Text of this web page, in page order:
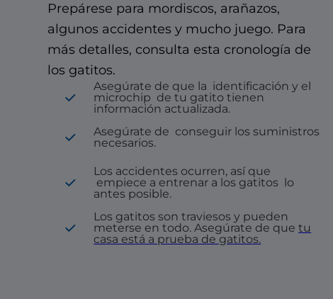
Prepárese para mordiscos, arañazos,
algunos accidentes y mucho juego. Para
más detalles, consulta esta cronología de
los gatitos.
Asegúrate de que la identificación y el
microchip de tu gatito tienen
información actualizada.
Asegúrate de conseguir los suministros
necesarios.
Los accidentes ocurren, así que
empiece a entrenar a los gatitos lo
antes posible.
Los gatitos son traviesos y pueden
meterse en todo. Asegúrate de quetu
casa está a prueba de gatitos.